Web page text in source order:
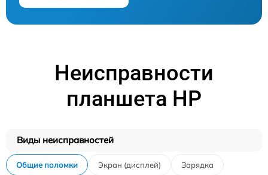
Неисправности
планшета HP
Виды неисправностей
Общие поломки Экран (дисплей) Зарядка